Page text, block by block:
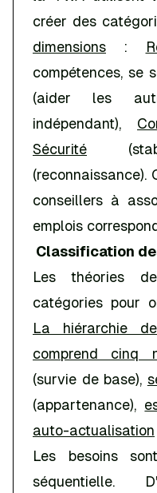
créer des
dimensions :
compétences, se
(aider les
indépendant),
Sécurité
(reconnaissance).
conseillers à
emplois
Classification
Les théories
catégories pour
La hiérarchie
comprend cinq
(survie de base),
(appartenance),
auto-actualisation
Les besoins
séquentielle.